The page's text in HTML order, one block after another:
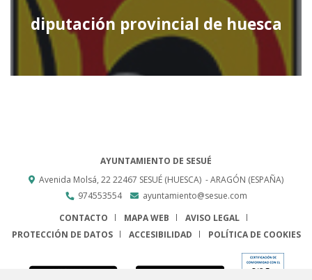
diputación provincial de huesca
AYUNTAMIENTO DE SESUÉ
Avenida Molsá, 2222467 SESUÉ (HUESCA) - ARAGÓN (ESPAÑA)
974553554
ayuntamiento@sesue.com
CONTACTO
MAPA WEB
AVISO LEGAL
PROTECCIÓN DE DATOS
ACCESIBILIDAD POLÍTICA DE COOKIES